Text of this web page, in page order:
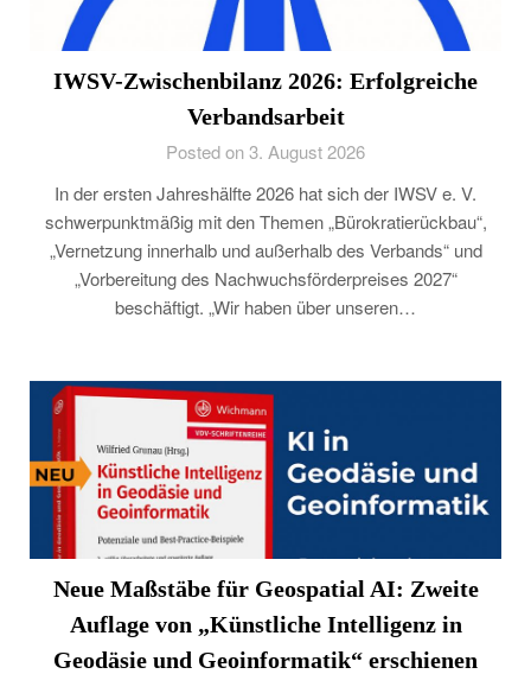
IWSV-Zwischenbilanz 2026: Erfolgreiche
Verbandsarbeit
Posted on 3. August 2026
In der ersten Jahreshälfte 2026 hat sich der IWSV e. V.
schwerpunktmäßig mit den Themen „Bürokratierückbau“,
„Vernetzung innerhalb und außerhalb des Verbands“ und
„Vorbereitung des Nachwuchsförderpreises 2027“
beschäftigt. „Wir haben über unseren…
Neue Maßstäbe für Geospatial AI: Zweite
Auflage von „Künstliche Intelligenz in
Geodäsie und Geoinformatik“ erschienen